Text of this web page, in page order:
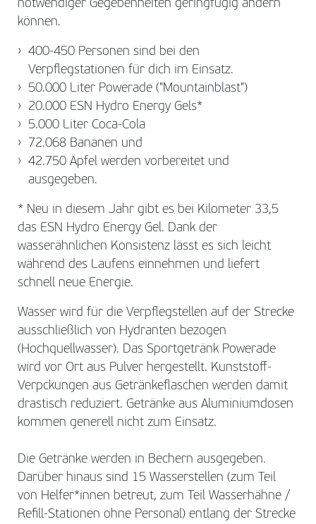
notwendiger Gegebenheiten geringfügig ändern
können.
400-450 Personen sind bei den
Verpflegstationen für dich im Einsatz.
50.000 Liter Powerade ("Mountainblast")
20.000 ESN Hydro Energy Gels*
5.000 Liter Coca-Cola
72.068 Bananen und
42.750 Äpfel werden vorbereitet und
ausgegeben.
* Neu in diesem Jahr gibt es bei Kilometer 33,5
das ESN Hydro Energy Gel. Dank der
wasserähnlichen Konsistenz lässt es sich leicht
während des Laufens einnehmen und liefert
schnell neue Energie.
Wasser wird für die Verpflegstellen auf der Strecke
ausschließlich von Hydranten bezogen
(Hochquellwasser). Das Sportgetränk Powerade
wird vor Ort aus Pulver hergestellt. Kunststoff-
Verpckungen aus Getränkeflaschen werden damit
drastisch reduziert. Getränke aus Aluminiumdosen
kommen generell nicht zum Einsatz.
Die Getränke werden in Bechern ausgegeben.
Darüber hinaus sind 15 Wasserstellen (zum Teil
von Helfer*innen betreut, zum Teil Wasserhähne /
Refill-Stationen ohne Personal) entlang der Strecke